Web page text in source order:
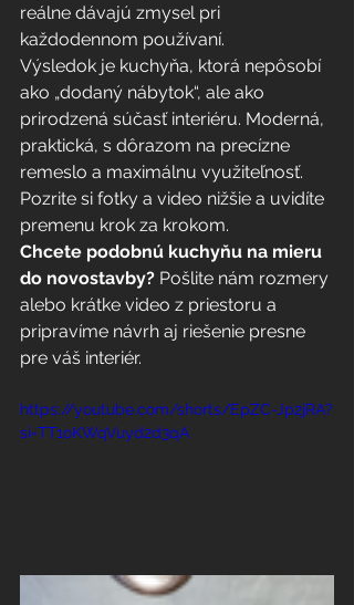
reálne dávajú zmysel pri
každodennom používaní.
Výsledok je kuchyňa, ktorá nepôsobí
ako „dodaný nábytok“, ale ako
prirodzená súčasť interiéru. Moderná,
praktická, s dôrazom na precízne
remeslo a maximálnu využiteľnosť.
Pozrite si fotky a video nižšie a uvidíte
premenu krok za krokom.
Chcete podobnú kuchyňu na mieru
do novostavby? Pošlite nám rozmery
alebo krátke video z priestoru a
pripravíme návrh aj riešenie presne
pre váš interiér.
https://youtube.com/shorts/EpZC-Jp2jRA?
si=TT1oKWqVuyd2d3qA